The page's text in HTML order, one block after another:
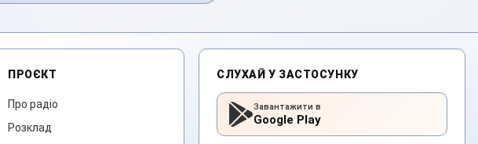
ПРОЄКТ
Про радіо
Розклад
СЛУХАЙ У ЗАСТОСУНКУ
Завантажити в
Google Play